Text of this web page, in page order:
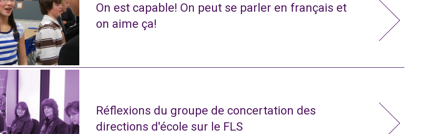
On est capable! On peut se parler en français et
on aime ça!
Réflexions du groupe de concertation des
directions d'école sur le FLS